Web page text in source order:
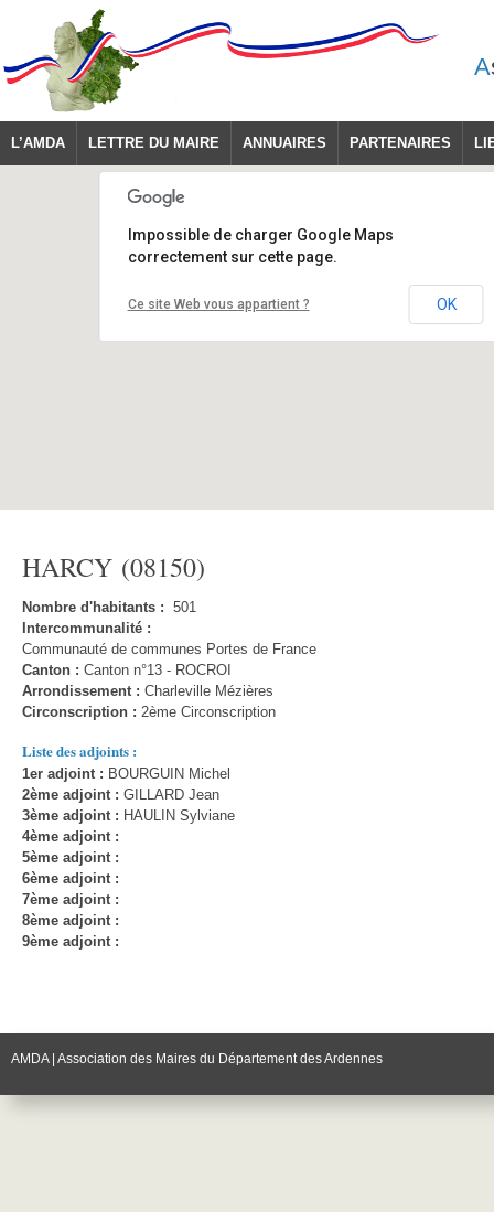
A
L’AMDA LETTRE DU MAIRE ANNUAIRES PARTENAIRES
Impossible de charger Google Maps
correctement sur cette page.
Ce site Web vous appartient ? OK
HARCY (08150)
Nombre d'habitants : 501
Intercommunalité :
Communauté de communes Portes de France
Canton : Canton n°13 - ROCROI
Arrondissement : Charleville Mézières
Circonscription : 2ème Circonscription
Liste des adjoints :
1er adjoint : BOURGUIN Michel
2ème adjoint : GILLARD Jean
3ème adjoint : HAULIN Sylviane
4ème adjoint :
5ème adjoint :
6ème adjoint :
7ème adjoint :
8ème adjoint :
9ème adjoint :
AMDA | Association des Maires du Département des Ardennes